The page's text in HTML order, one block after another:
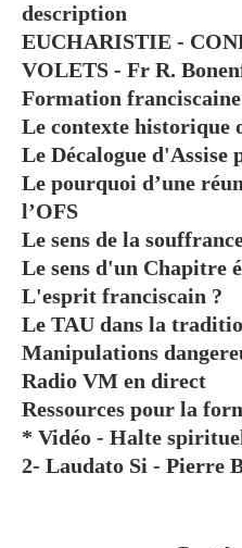
description
EUCHARISTIE -
VOLETS - Fr R.
Formation franciscaine
Le contexte historique
Le Décalogue d'Assise
Le pourquoi d’une
l’OFS
Le sens de la
Le sens d'un Chapitre
L'esprit franciscain ?
Le TAU dans la
Manipulations
Radio VM en direct
Ressources pour la
* Vidéo - Halte
2- Laudato Si - Pierre